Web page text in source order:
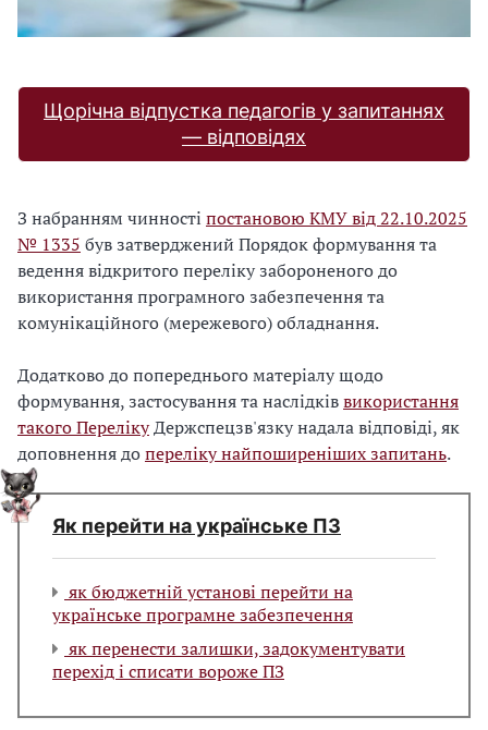
Щорічна відпустка педагогів у запитаннях
— відповідях
З набранням чинності постановою КМУ від 22.10.2025
№ 1335 був затверджений Порядок формування та
ведення відкритого переліку забороненого до
використання програмного забезпечення та
комунікаційного (мережевого) обладнання.
Додатково до попереднього матеріалу щодо
формування, застосування та наслідківвикористання
такого ПерелікуДержспецзв'язку надала відповіді, як
доповнення допереліку найпоширеніших запитань.
Як перейти на українське ПЗ
як бюджетній установі перейти на
українське програмне забезпечення
як перенести залишки, задокументувати
перехід і списати вороже ПЗ